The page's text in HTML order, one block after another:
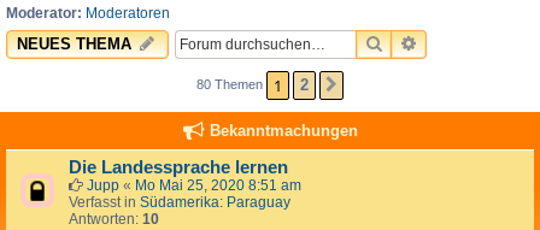
Moderator: Moderatoren
NEUES THEMA SUCHEERWEITERTE
80 Themen 1 2
Bekanntmachungen
Die Landessprache lernen
Jupp « Mo Mai 25, 2020 8:51 am
Verfasst in Südamerika: Paraguay
Antworten: 10